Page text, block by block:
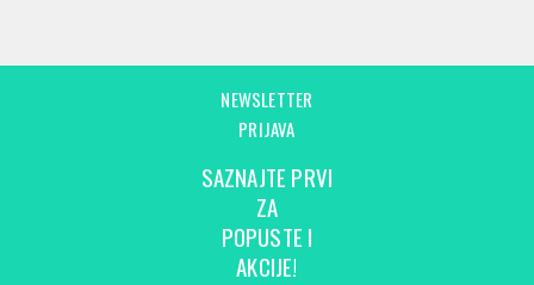
NEWSLETTER
PRIJAVA
SAZNAJTE PRVI
ZA
POPUSTE I
AKCIJE!